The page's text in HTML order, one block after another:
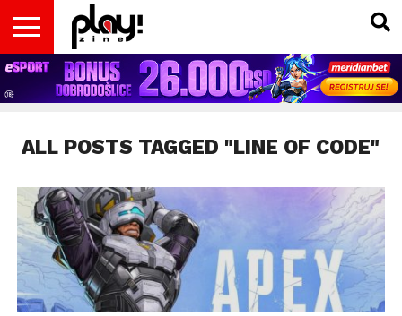
VESTI
MAGAZIN
PLAY!RETRO
PLAY!CAST
PLAY!CON
PLAY!BIZ
INSIDER
OPISI
IGARA
DOMAĆA
SCENA
INTERVJUI
GADGETS
FILM
& TV
KOLUMNE
ALL POSTS TAGGED "LINE OF CODE"